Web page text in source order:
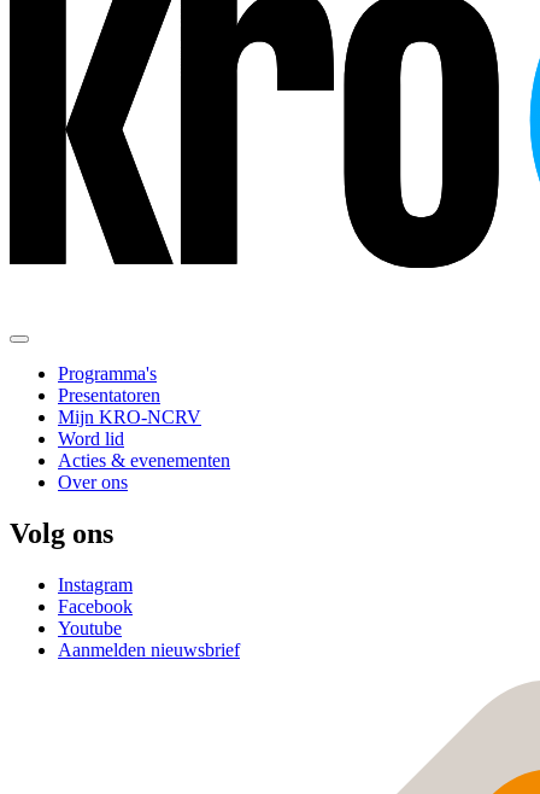
Programma's
Presentatoren
Mijn KRO-NCRV
Word lid
Acties & evenementen
Over ons
Volg ons
Instagram
Facebook
Youtube
Aanmelden nieuwsbrief